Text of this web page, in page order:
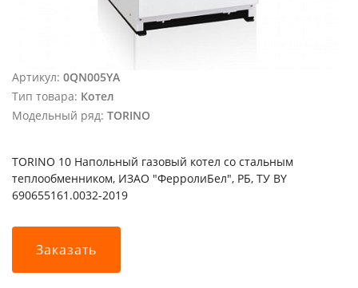
Артикул: 0QN005YA
Тип товара: Котел
Модельный ряд: TORINO
TORINO 10 Напольный газовый котел со стальным
теплообменником, ИЗАО "ФерролиБел", РБ, ТУ BY
690655161.0032-2019
Заказать